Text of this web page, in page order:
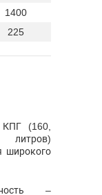
1400
225
(160,
широкого
–